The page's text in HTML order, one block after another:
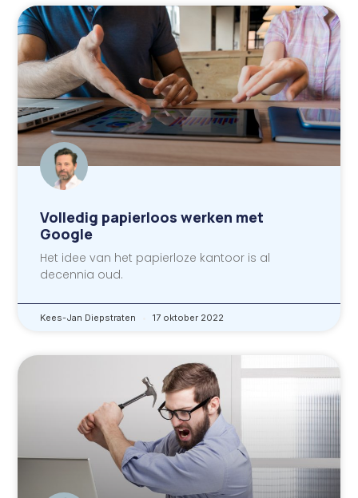
Volledig papierloos werken met
Google
Het idee van het papierloze kantoor is al
decennia oud.
Kees-Jan Diepstraten 17 oktober 2022